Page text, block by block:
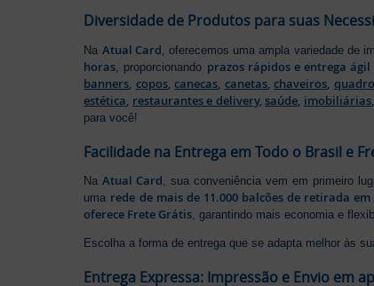
Diversidade de Produtos para suas
Na Atual Card , oferecemos uma ampla variedade de
horas , proporcionando prazos rápidos e entrega ágil
banners, copos,canecas, canetas,chaveiros,
estética, restaurantes e delivery, saúde, imobiliárias
para você!
Facilidade na Entrega em Todo o Brasil e
NaAtual Card, sua conveniência vem em primeiro
uma rede de mais de 11.000 balcões de retirada
oferece Frete Grátis, garantindo mais economia e
Escolha a forma de entrega que se adapta melhor às
Entrega Expressa: Impressão e Envio em